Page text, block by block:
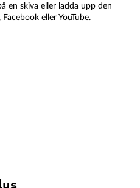
en skiva eller ladda upp den
eller YouTube.